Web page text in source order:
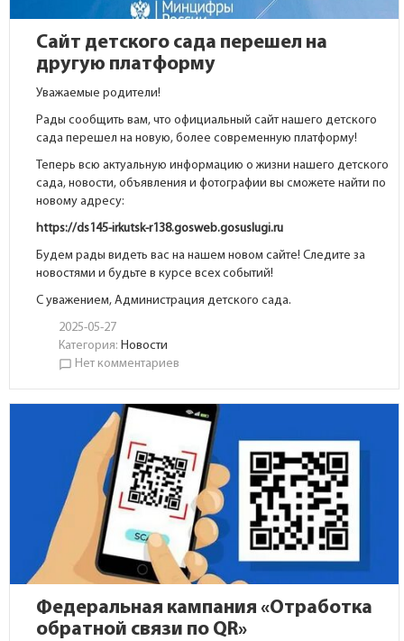
Сайт детского сада перешел на
другую платформу
Уважаемые родители!
Рады сообщить вам, что официальный сайт нашего детского
сада перешел на новую, более современную платформу!
Теперь всю актуальную информацию о жизни нашего детского
сада, новости, объявления и фотографии вы сможете найти по
новому адресу:
https://ds145-irkutsk-r138.gosweb.gosuslugi.ru
Будем рады видеть вас на нашем новом сайте! Следите за
новостями и будьте в курсе всех событий!
С уважением, Администрация детского сада.
2025-05-27
Категория:Новости
chat_bubble_outline Нет комментариев
Федеральная кампания «Отработка
обратной связи по QR»